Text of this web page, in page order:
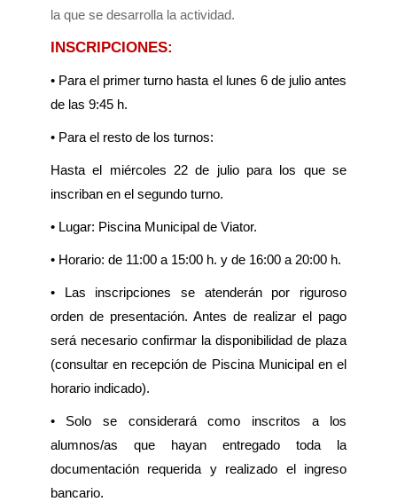
la que se desarrolla la actividad.
INSCRIPCIONES:
• Para el primer turno hasta el lunes 6 de julio antes
de las 9:45 h.
• Para el resto de los turnos:
Hasta el miércoles 22 de julio para los que se
inscriban en el segundo turno.
• Lugar: Piscina Municipal de Viator.
• Horario: de 11:00 a 15:00 h. y de 16:00 a 20:00 h.
• Las inscripciones se atenderán por riguroso
orden de presentación. Antes de realizar el pago
será necesario confirmar la disponibilidad de plaza
(consultar en recepción de Piscina Municipal en el
horario indicado).
• Solo se considerará como inscritos a los
alumnos/as que hayan entregado toda la
documentación requerida y realizado el ingreso
bancario.